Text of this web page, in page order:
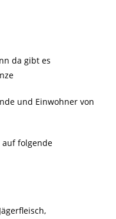
da gibt es
und Einwohner von
auf folgende